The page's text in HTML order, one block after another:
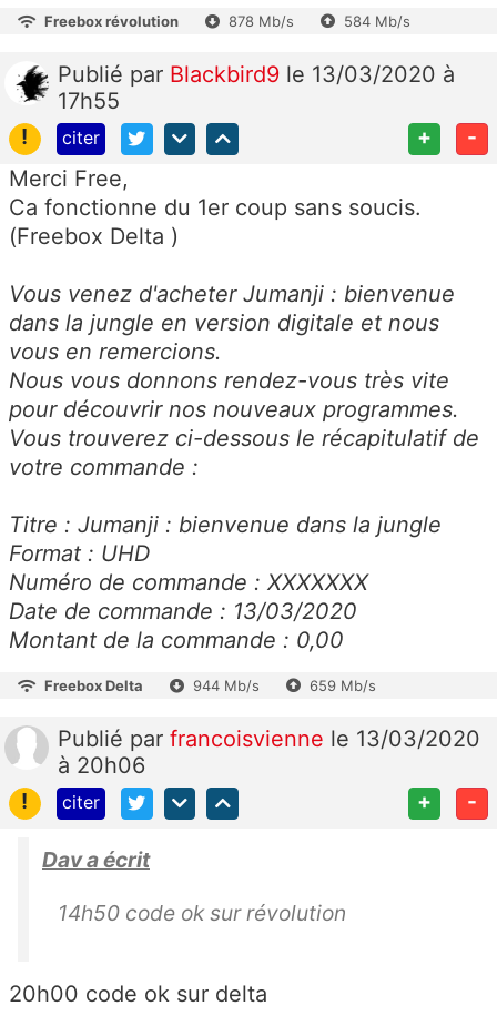
Freebox révolution 878 Mb/s 584 Mb/s
Publié par Blackbird9 le 13/03/2020 à
17h55
!
citer +
-
Merci Free,
Ca fonctionne du 1er coup sans soucis.
(Freebox Delta )
Vous venez d'acheter Jumanji : bienvenue
dans la jungle en version digitale et nous
vous en remercions.
Nous vous donnons rendez-vous très vite
pour découvrir nos nouveaux programmes.
Vous trouverez ci-dessous le récapitulatif de
votre commande :
Titre : Jumanji : bienvenue dans la jungle
Format : UHD
Numéro de commande : XXXXXXX
Date de commande : 13/03/2020
Montant de la commande : 0,00
Freebox Delta 944 Mb/s 659 Mb/s
Publié par francoisvienne le 13/03/2020
à 20h06
!
citer + -
Dav a écrit
14h50 code ok sur révolution
20h00 code ok sur delta